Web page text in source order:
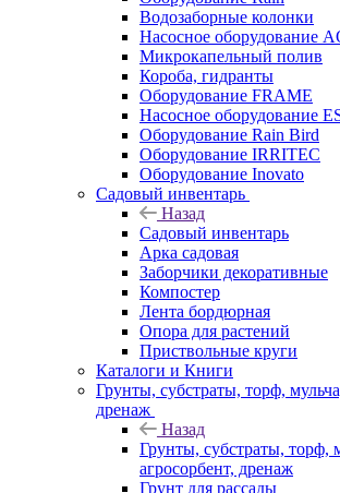
Водозаборные колонки
Насосное оборудование
Микрокапельный полив
Короба, гидранты
Оборудование FRAME
Насосное оборудование
Оборудование Rain Bird
Оборудование IRRITEC
Оборудование Inovato
Садовый инвентарь
Назад
Садовый инвентарь
Арка садовая
Заборчики декоративные
Компостер
Лента бордюрная
Опора для растений
Приствольные круги
Каталоги и Книги
Грунты, субстраты, торф,
дренаж
Назад
Грунты, субстраты, торф,
агросорбент, дренаж
Грунт для рассады